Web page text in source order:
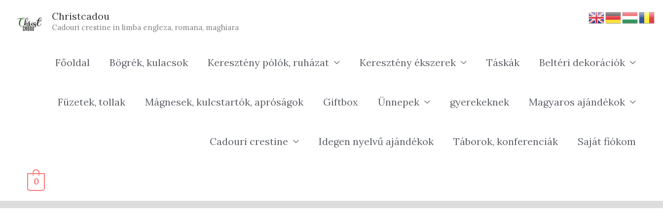
Christcadou
Cadouri crestine in limba engleza, romana, maghiara
Főoldal Bögrék, kulacsok Keresztény pólók, ruházat Keresztény ékszerek Táskák Beltéri dekorációk
Füzetek, tollak Mágnesek, kulcstartók, apróságok Giftbox Ünnepek gyerekeknek Magyaros ajándékok
Cadouri crestine Idegen nyelvű ajándékok Táborok, konferenciák Saját fiókom
0